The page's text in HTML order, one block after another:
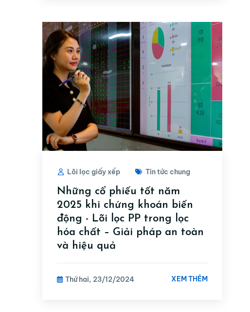
Lõi lọc giấy xếp Tin tức chung
Những cổ phiếu tốt năm
2025 khi chứng khoán biến
động - Lõi lọc PP trong lọc
hóa chất – Giải pháp an toàn
và hiệu quả
Thứ hai, 23/12/2024 XEM THÊM